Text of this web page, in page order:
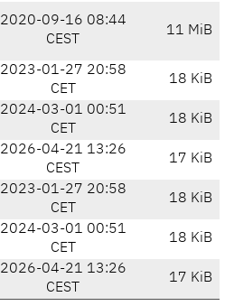
2020-09-16 08:44
CEST
11 MiB
2023-01-27 20:58
CET
18 KiB
2024-03-01 00:51
CET
18 KiB
2026-04-21 13:26
CEST
17 KiB
2023-01-27 20:58
CET
18 KiB
2024-03-01 00:51
CET
18 KiB
2026-04-21 13:26
CEST
17 KiB